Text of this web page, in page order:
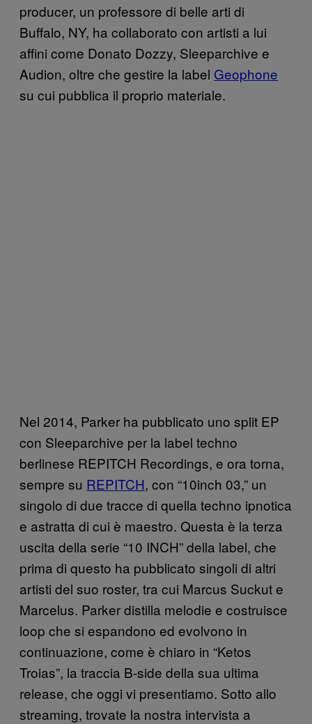
producer, un professore di belle arti di
Buffalo, NY, ha collaborato con artisti a lui
affini come Donato Dozzy, Sleeparchive e
Audion, oltre che gestire la label Geophone
su cui pubblica il proprio materiale.
Nel 2014, Parker ha pubblicato uno split EP
con Sleeparchive per la label techno
berlinese REPITCH Recordings, e ora torna,
sempre su REPITCH, con “10inch 03,” un
singolo di due tracce di quella techno ipnotica
e astratta di cui è maestro. Questa è la terza
uscita della serie “10 INCH” della label, che
prima di questo ha pubblicato singoli di altri
artisti del suo roster, tra cui Marcus Suckut e
Marcelus. Parker distilla melodie e costruisce
loop che si espandono ed evolvono in
continuazione, come è chiaro in “Ketos
Troias”, la traccia B-side della sua ultima
release, che oggi vi presentiamo. Sotto allo
streaming, trovate la nostra intervista a